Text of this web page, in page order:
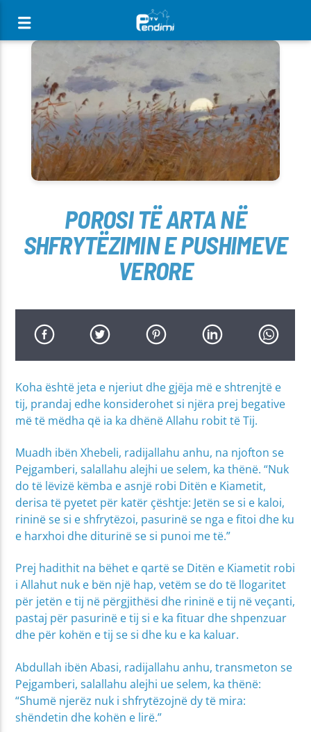
[There are no radio stations in the database]
POROSI TË ARTA NË
SHFRYTËZIMIN E PUSHIMEVE
VERORE
Koha është jeta e njeriut dhe gjëja më e shtrenjtë e
tij, prandaj edhe konsiderohet si njëra prej begative
më të mëdha që ia ka dhënë Allahu robit të Tij.
Muadh ibën Xhebeli, radijallahu anhu, na njofton se
Pejgamberi, salallahu alejhi ue selem, ka thënë. “Nuk
do të lëvizë këmba e asnjë robi Ditën e Kiametit,
derisa të pyetet për katër çështje: Jetën se si e kaloi,
rininë se si e shfrytëzoi, pasurinë se nga e fitoi dhe ku
e harxhoi dhe diturinë se si punoi me të.”
Prej hadithit na bëhet e qartë se Ditën e Kiametit robi
i Allahut nuk e bën një hap, vetëm se do të llogaritet
për jetën e tij në përgjithësi dhe rininë e tij në veçanti,
pastaj për pasurinë e tij si e ka fituar dhe shpenzuar
dhe për kohën e tij se si dhe ku e ka kaluar.
Abdullah ibën Abasi, radijallahu anhu, transmeton se
Pejgamberi, salallahu alejhi ue selem, ka thënë:
“Shumë njerëz nuk i shfrytëzojnë dy të mira:
shëndetin dhe kohën e lirë.”